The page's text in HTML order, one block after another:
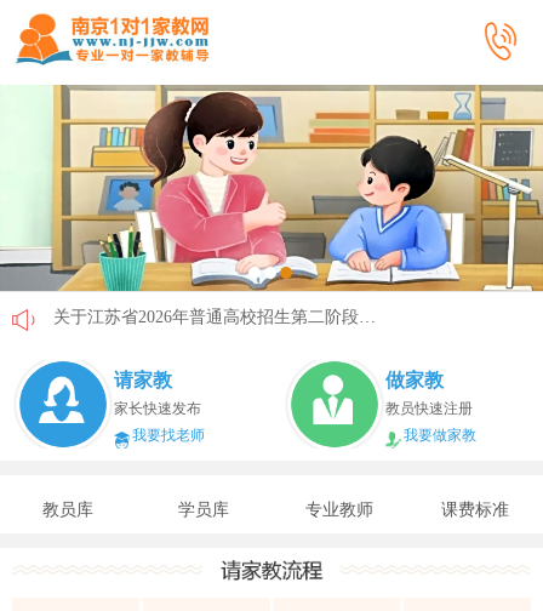
省教育厅最新发文！事关2026年普通高校综合评价招生改革
我市2026年春季学期学生资助申请开始
致全省中小学生家长的一封信
请家教
家长快速发布
我要找老师
做家教
教员快速注册
我要做家教
教员库 学员库 专业教师 课费标准